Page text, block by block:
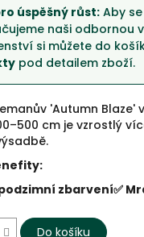
úspěšný růst:Aby
naši odbornou
si můžete do
pod detailem zboží.
'Autumn
cm je vzrostlý
zbarvení✅
Do košíku